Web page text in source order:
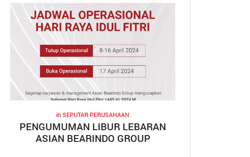
in SEPUTAR PERUSAHAAN
PENGUMUMAN LIBUR LEBARAN
ASIAN BEARINDO GROUP